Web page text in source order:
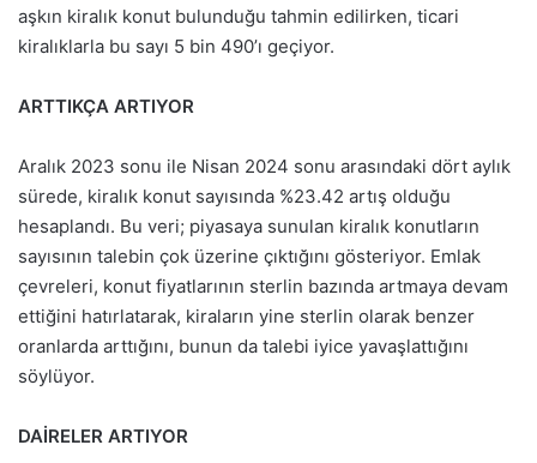
aşkın kiralık konut bulunduğu tahmin edilirken, ticari
kiralıklarla bu sayı 5 bin 490’ı geçiyor.
ARTTIKÇA ARTIYOR
Aralık 2023 sonu ile Nisan 2024 sonu arasındaki dört aylık
sürede, kiralık konut sayısında %23.42 artış olduğu
hesaplandı. Bu veri; piyasaya sunulan kiralık konutların
sayısının talebin çok üzerine çıktığını gösteriyor. Emlak
çevreleri, konut fiyatlarının sterlin bazında artmaya devam
ettiğini hatırlatarak, kiraların yine sterlin olarak benzer
oranlarda arttığını, bunun da talebi iyice yavaşlattığını
söylüyor.
DAİRELER ARTIYOR